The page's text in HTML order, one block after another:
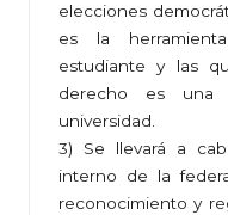
elecciones
es la
estudiante y las
derecho es una
universidad.
3) Se llevará a
interno de la
reconocimiento y